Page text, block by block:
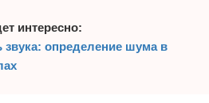
интересно:
звука: определение шума в